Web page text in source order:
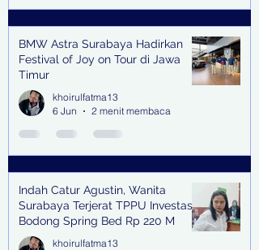
BMW Astra Surabaya Hadirkan
Festival of Joy on Tour di Jawa
Timur
khoirulfatma13
6 Jun
2 menit membaca
Indah Catur Agustin, Wanita
Surabaya Terjerat TPPU Investasi
Bodong Spring Bed Rp 220 M
khoirulfatma13